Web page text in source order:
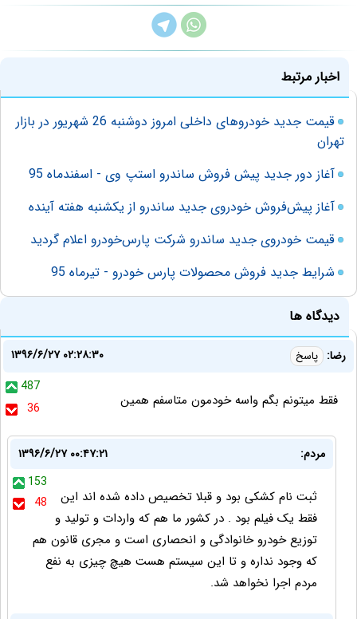
اخبار مرتبط
قیمت جدید خودروهای داخلی امروز دوشنبه 26 شهریور در بازار
تهران
آغاز دور جدید پیش فروش ساندرو استپ وی - اسفندماه 95
آغاز پیش‌فروش خودروی جدید ساندرو از یکشنبه هفته آینده
قیمت خودروی جدید ساندرو شرکت پارس‌خودرو اعلام گردید
شرایط جدید فروش محصولات پارس خودرو - تیرماه 95
دیدگاه ها
رضا: پاسخ
۱۳۹۶/۶/۲۷ ۰۲:۲۸:۳۰
487
36
فقط میتونم بگم واسه خودمون متاسفم همین
مردم:
۱۳۹۶/۶/۲۷ ۰۰:۴۷:۲۱
153
48
ثبت نام کشکی بود و قبلا تخصیص داده شده اند این
فقط یک فیلم بود . در کشور ما هم که واردات و تولید و
توزیع خودرو خانوادگی و انحصاری است و مجری قانون هم
که وجود نداره و تا این سیستم هست هیچ چیزی به نفع
مردم اجرا نخواهد شد.